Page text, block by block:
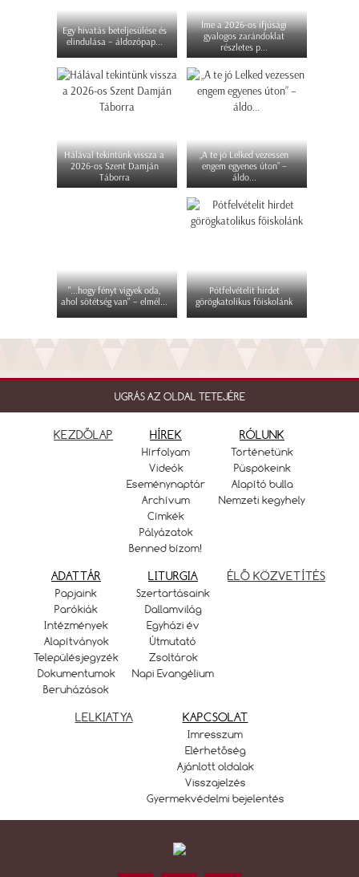
Egy hivatás beteljesülése és
elindulása – áldozópap...
Íme a 2026-os ifjúsági
gyalogos zarándoklat
részletes p...
Hálával tekintünk vissza a
2026-os Szent Damján
Táborra
„A te jó Lelked vezessen
engem egyenes úton” –
áldo...
"...hogy fényt vigyek oda,
ahol sötétség van" – elmél...
Pótfelvételit hirdet
görögkatolikus főiskolánk
UGRÁS AZ OLDAL TETEJÉRE
KEZDŐLAP HÍREK
Hírfolyam
Videók
Eseménynaptár
Archívum
Címkék
Pályázatok
Benned bízom!
RÓLUNK
Történetünk
Püspökeink
Alapító bulla
Nemzeti kegyhely
ADATTÁR
Papjaink
Parókiák
Intézmények
Alapítványok
Településjegyzék
Dokumentumok
Beruházások
LITURGIA
Szertartásaink
Dallamvilág
Egyházi év
Útmutató
Zsoltárok
Napi Evangélium
ÉLŐ KÖZVETÍTÉS
LELKIATYA KAPCSOLAT
Imresszum
Elérhetőség
Ajánlott oldalak
Visszajelzés
Gyermekvédelmi bejelentés